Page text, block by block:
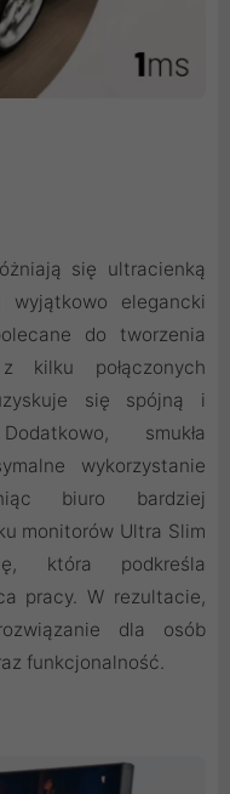
się ultracienką
elegancki
do tworzenia
kilku połączonych
się spójną i
smukła
wykorzystanie
biuro bardziej
monitorów Ultra Slim
która podkreśla
pracy. W rezultacie,
dla osób
funkcjonalność.